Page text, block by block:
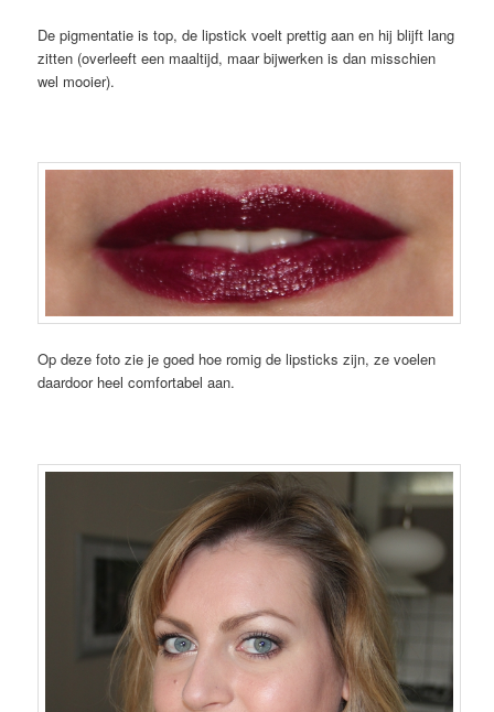
De pigmentatie is top, de lipstick voelt prettig aan en hij blijft lang
zitten (overleeft een maaltijd, maar bijwerken is dan misschien
wel mooier).
Op deze foto zie je goed hoe romig de lipsticks zijn, ze voelen
daardoor heel comfortabel aan.